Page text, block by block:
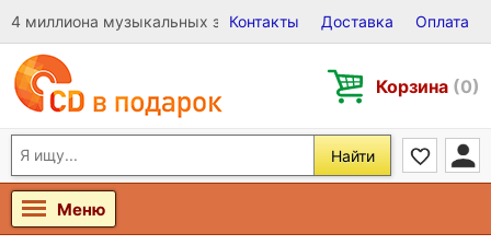
4 миллиона музыкальных записей на Виниле, CD и DVD
Контакты Доставка Оплата
Корзина (0)
Найти
Меню